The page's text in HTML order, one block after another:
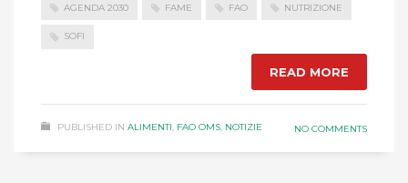
AGENDA 2030 FAME FAO NUTRIZIONE
SOFI
READ MORE
PUBLISHED IN ALIMENTI, FAO OMS, NOTIZIE NO COMMENTS